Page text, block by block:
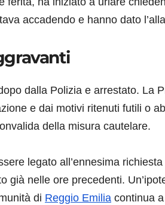
accadendo e hanno dato
dalla Polizia e arrestato. La
e dai motivi ritenuti futili o
della misura cautelare.
legato all’ennesima
già nelle ore precedenti.
di Reggio Emilia continua